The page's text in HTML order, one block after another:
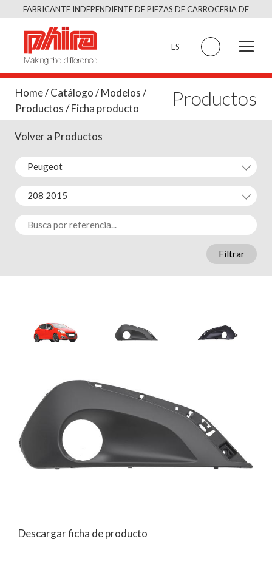
Saltar
FABRICANTE INDEPENDIENTE DE PIEZAS DE CARROCERIA DE
CALIDAD EQUIVALENTE AL ORIGINAL
ES
Home/Catálogo/Modelos/
Productos/ Ficha producto Productos
Volver a Productos
Filtrar
Descargar ficha de producto